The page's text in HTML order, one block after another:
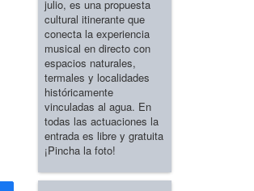
julio, es una propuesta
cultural itinerante que
conecta la experiencia
musical en directo con
espacios naturales,
termales y localidades
históricamente
vinculadas al agua. En
todas las actuaciones la
entrada es libre y gratuita
¡Pincha la foto!